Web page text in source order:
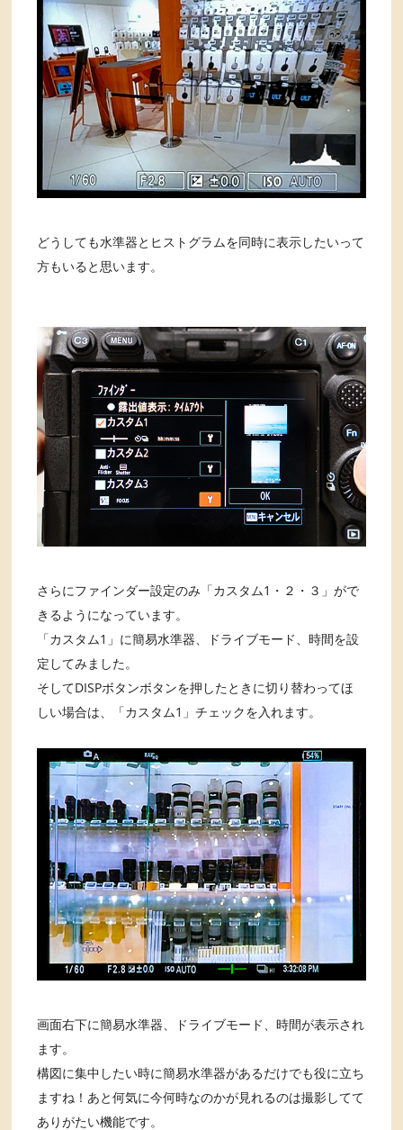
どうしても水準器とヒストグラムを同時に表示したいって
方もいると思います。
さらにファインダー設定のみ「カスタム1・２・３」がで
きるようになっています。
「カスタム1」に簡易水準器、ドライブモード、時間を設
定してみました。
そしてDISPボタンボタンを押したときに切り替わってほ
しい場合は、「カスタム1」チェックを入れます。
画面右下に簡易水準器、ドライブモード、時間が表示され
ます。
構図に集中したい時に簡易水準器があるだけでも役に立ち
ますね！あと何気に今何時なのかが見れるのは撮影してて
ありがたい機能です。